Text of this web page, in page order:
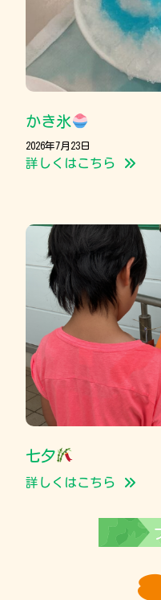
かき氷
2026年7月23日
詳しくはこちら
七夕
詳しくはこちら